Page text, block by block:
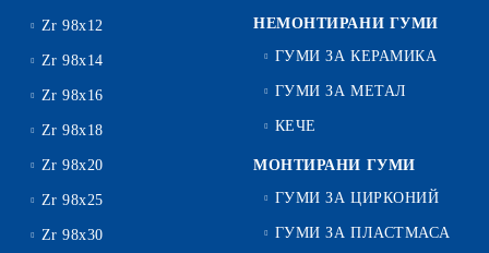
Zr 98x12
Zr 98x14
Zr 98x16
Zr 98x18
Zr 98x20
Zr 98x25
Zr 98x30
НЕМОНТИРАНИ ГУМИ
ГУМИ ЗА КЕРАМИКА
ГУМИ ЗА МЕТАЛ
КЕЧЕ
МОНТИРАНИ ГУМИ
ГУМИ ЗА ЦИРКОНИЙ
ГУМИ ЗА ПЛАСТМАСА